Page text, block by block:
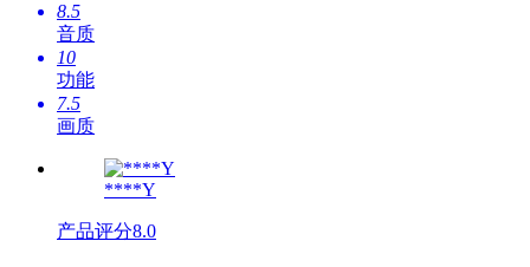
8.5
音质
10
功能
7.5
画质
****Y
产品评分8.0